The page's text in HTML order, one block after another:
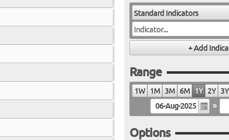
Standard Indicators
Indicator...
Range
1W 1M 3M 6M 1Y 2Y 3Y
»
Options